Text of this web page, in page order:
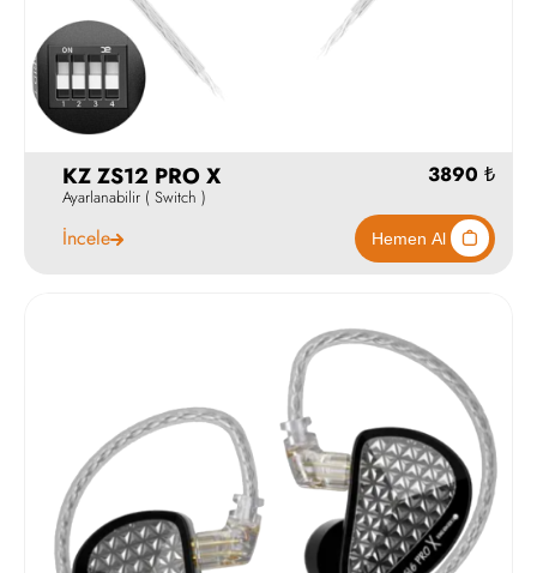
KZ ZS12 PRO X
Ayarlanabilir ( Switch )
3890
İncele
Hemen Al